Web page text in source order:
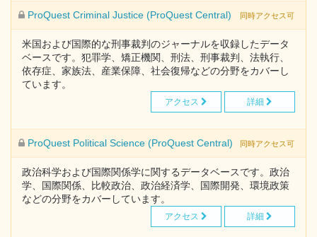
ProQuest Criminal Justice (ProQuest Central) 同時アクセス可
米国および国際的な刑事裁判のジャーナルを収録したデータ
ベースです。犯罪学、矯正機関、刑法、刑事裁判、法執行、
依存症、家族法、産業保障、社会復帰などの分野をカバーし
ています。
アクセス 詳細
ProQuest Political Science (ProQuest Central) 同時アクセス可
政治科学および国際関係学に関するデータベースです。政治
学、国際関係、比較政治、政治経済学、国際開発、環境政策
などの分野をカバーしています。
アクセス 詳細